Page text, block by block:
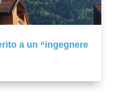
a un “ingegnere